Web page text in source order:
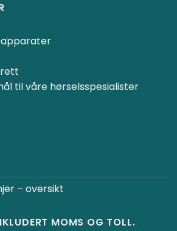
til våre hørselsspesialister
– oversikt
MOMS OG TOLL.